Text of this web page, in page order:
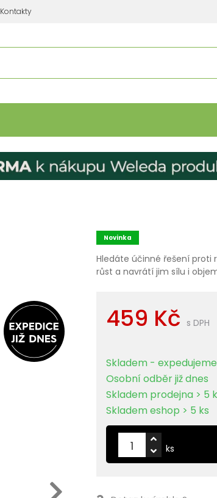
Kontakty
Novinka
Hledáte účinné řešení proti
růst a navrátí jim sílu i
459 Kč s DPH
Skladem - expedujeme
Osobní odběr již dnes
Skladem prodejna > 5
Skladem eshop > 5 ks
ks